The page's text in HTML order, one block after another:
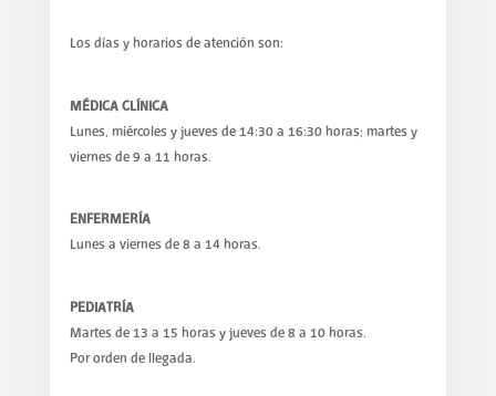
Los días y horarios de atención son:
MÉDICA CLÍNICA
Lunes, miércoles y jueves de 14:30 a 16:30 horas; martes y
viernes de 9 a 11 horas.
ENFERMERÍA
Lunes a viernes de 8 a 14 horas.
PEDIATRÍA
Martes de 13 a 15 horas y jueves de 8 a 10 horas.
Por orden de llegada.